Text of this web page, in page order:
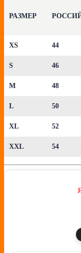
РАЗМЕР
XS 44
S 46
M 48
L 50
XL 52
XXL 54